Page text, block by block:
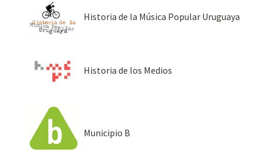
Historia de la Música Popular Uruguaya
Historia de los Medios
Municipio B